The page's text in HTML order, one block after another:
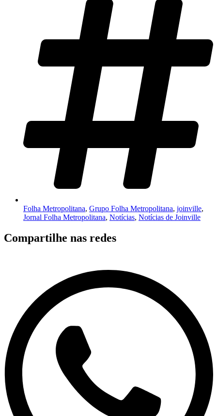
Folha Metropolitana, Grupo Folha Metropolitana, joinville,
Jornal Folha Metropolitana, Notícias, Notícias de Joinville
Compartilhe nas redes